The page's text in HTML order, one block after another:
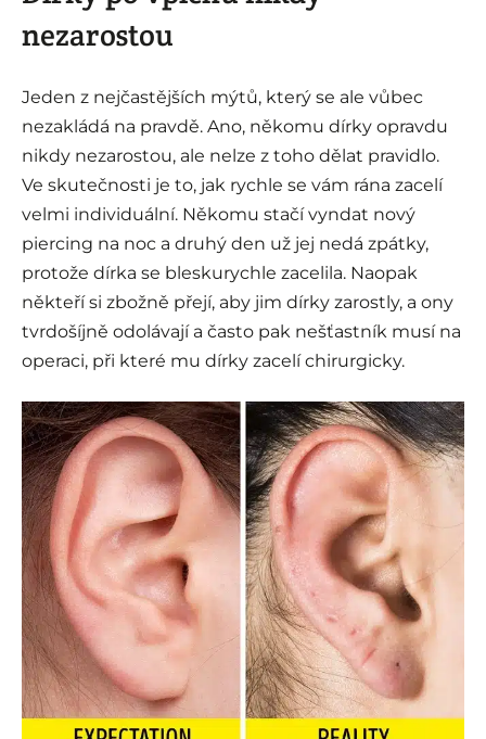
nezarostou
Jeden z nejčastějších mýtů, který se ale vůbec
nezakládá na pravdě. Ano, někomu dírky opravdu
nikdy nezarostou, ale nelze z toho dělat pravidlo.
Ve skutečnosti je to, jak rychle se vám rána zacelí
velmi individuální. Někomu stačí vyndat nový
piercing na noc a druhý den už jej nedá zpátky,
protože dírka se bleskurychle zacelila. Naopak
někteří si zbožně přejí, aby jim dírky zarostly, a ony
tvrdošíjně odolávají a často pak nešťastník musí na
operaci, při které mu dírky zacelí chirurgicky.